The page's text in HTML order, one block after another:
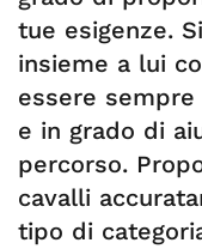
tue esigenze.
insieme a lui
essere
e in grado di
percorso.
cavalli
tipo di